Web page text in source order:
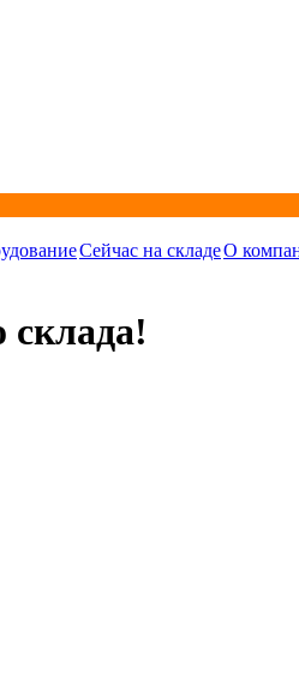
Сейчас на складеО
склада!